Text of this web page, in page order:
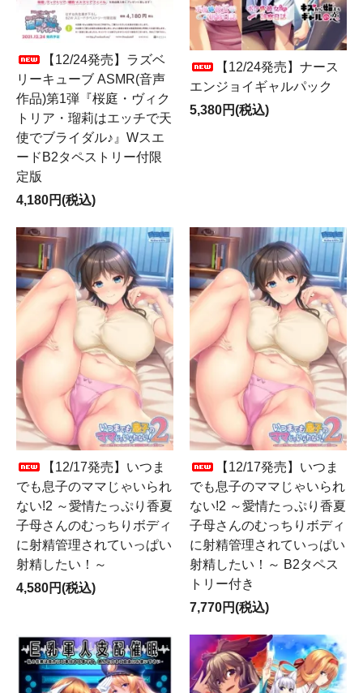
【12/24発売】ラズベ
リーキューブ ASMR(音声
作品)第1弾『桜庭・ヴィク
トリア・瑠莉はエッチで天
使でブライダル♪』Wスエ
ードB2タペストリー付限
定版
4,180円(税込)
【12/24発売】ナース
エンジョイギャルパック
5,380円(税込)
【12/17発売】いつま
でも息子のママじゃいられ
ない!2 ～愛情たっぷり香夏
子母さんのむっちりボディ
に射精管理されていっぱい
射精したい！～
4,580円(税込)
【12/17発売】いつま
でも息子のママじゃいられ
ない!2 ～愛情たっぷり香夏
子母さんのむっちりボディ
に射精管理されていっぱい
射精したい！～ B2タペス
トリー付き
7,770円(税込)